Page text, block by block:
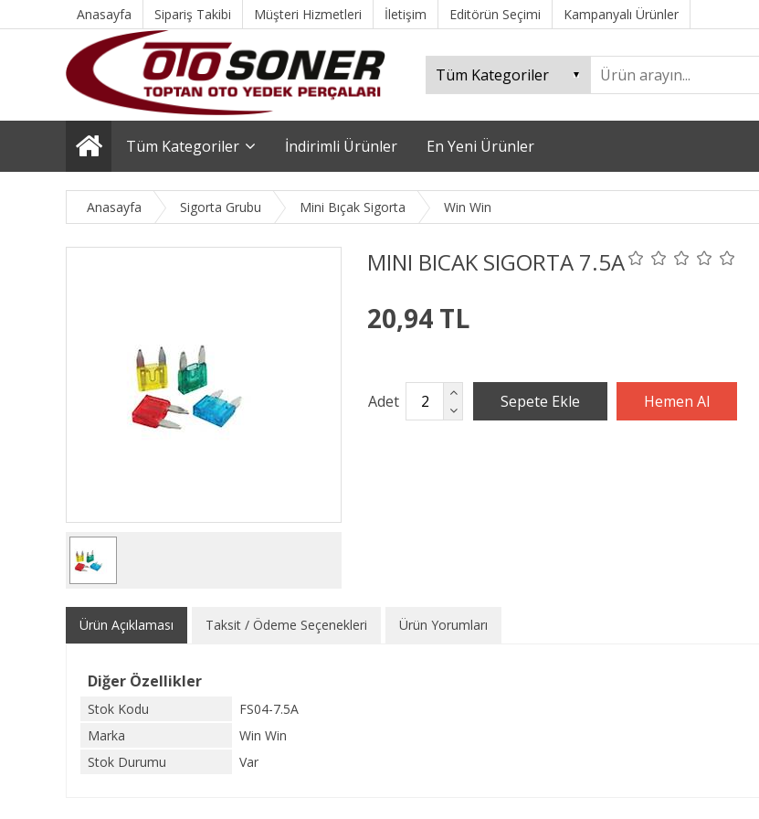
Anasayfa Sipariş Takibi Müşteri Hizmetleri İletişim Editörün Seçimi Kampanyalı Ürünler
Tüm Kategoriler İndirimli Ürünler En Yeni Ürünler
Anasayfa Sigorta Grubu Mini Bıçak Sigorta Win Win
MINI BICAK SIGORTA 7.5A
20,94 TL
Adet
Ürün Açıklaması Taksit / Ödeme Seçenekleri Ürün Yorumları
Diğer Özellikler
Stok Kodu
FS04-7.5A
Marka
Win Win
Stok Durumu
Var